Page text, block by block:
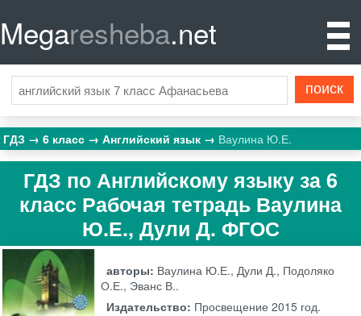
Megaresheba.net
ГДЗ 6 класс Английский язык Ваулина Ю.Е.
ГДЗ по Английскому языку за 6
класс Рабочая тетрадь Ваулина
Ю.Е., Дули Д. ФГОС
авторы: Ваулина Ю.Е., Дули Д., Подоляко
О.Е., Эванс В..
Издательство: Просвещение 2015 год.